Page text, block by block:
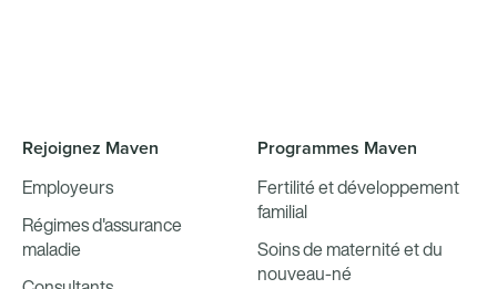
Rejoignez Maven
Employeurs
Régimes d'assurance
maladie
Programmes Maven
Fertilité et développement
familial
Soins de maternité et du
nouveau-né